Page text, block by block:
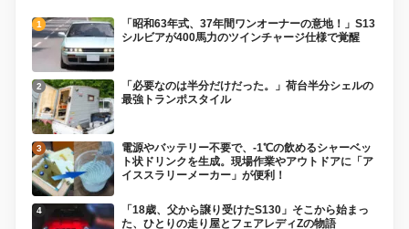
「昭和63年式、37年間ワンオーナーの意地！」S13
シルビアが400馬力のツインチャージ仕様で覚醒
「必要なのは半分だけだった。」荷台半分シェルの
最強トランポスタイル
電源やバッテリー不要で、-1℃の飲めるシャーベッ
ト状ドリンクを生成。現場作業やアウトドアに「ア
イススラリーメーカー」が便利！
「18歳、父から譲り受けたS130」そこから始まっ
た、ひとりの走り屋とフェアレディZの物語